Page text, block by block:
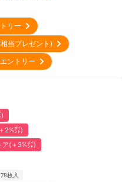
トリー
相当プレゼント)
エントリー
2%㌽)
ア(＋3%㌽)
78枚入